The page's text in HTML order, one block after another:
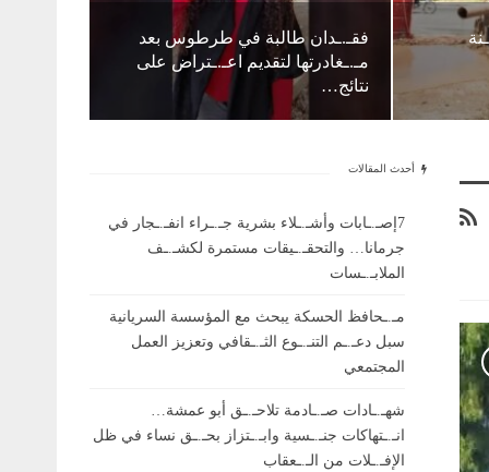
فقـ.ـدان طالبة في طرطوس بعد
مـ.ـغادرتها لتقديم اعـ.ـتراض على
نتائج…
أحدث المقالات
7إصـ.ـابات وأشـ.ـلاء بشرية جـ.ـراء انفـ.ـجار في
جرمانا… والتحقـ.ـيقات مستمرة لكشـ.ـف
الملابـ.ـسات
مـ.ـحافظ الحسكة يبحث مع المؤسسة السريانية
سبل دعـ.ـم التنـ.ـوع الثـ.ـقافي وتعزيز العمل
المجتمعي
شهـ.ـادات صـ.ـادمة تلاحـ.ـق أبو عمشة…
انـ.ـتهاكات جنـ.ـسية وابـ.ـتزاز بحـ.ـق نساء في ظل
الإفـ.ـلات من الـ.ـعقاب